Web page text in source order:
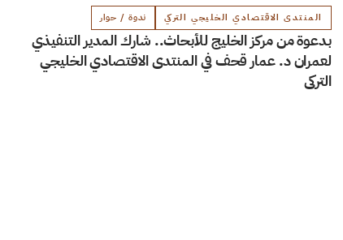
المنتدى الاقتصادي الخليجي التركي ندوة / حوار
بدعوة من مركز الخليج للأبحاث.. شارك المدير التنفيذي
لعمران د. عمار قحف في المنتدى الاقتصادي الخليجي
التركي